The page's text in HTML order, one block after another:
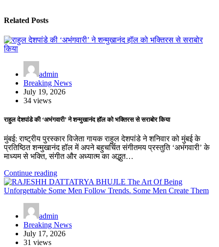
Related Posts
admin
Breaking News
July 19, 2026
34 views
राहुल देशपांडे की ‘अभंगवारी’ ने शन्मुखानंद हॉल को भक्तिरस से सराबोर किया
मुंबई: राष्ट्रीय पुरस्कार विजेता गायक राहुल देशपांडे ने शनिवार को मुंबई के
प्रतिष्ठित शन्मुखानंद हॉल में अपने बहुचर्चित संगीतमय प्रस्तुति ‘अभंगवारी’ के
माध्यम से भक्ति, संगीत और अध्यात्म का अद्भुत…
Continue reading
admin
Breaking News
July 17, 2026
31 views